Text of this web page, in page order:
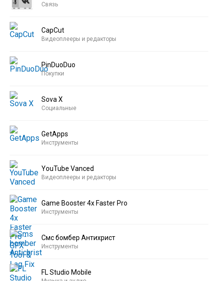
Связь
CapCut
Видеоплееры и редакторы
PinDuoDuo
Покупки
Sova X
Социальные
GetApps
Инструменты
YouTube Vanced
Видеоплееры и редакторы
Game Booster 4x Faster Pro
Инструменты
Смс бомбер Антихрист
Инструменты
FL Studio Mobile